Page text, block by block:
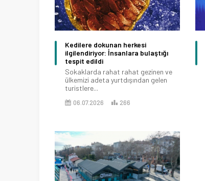
Kedilere dokunan herkesi
ilgilendiriyor: İnsanlara bulaştığı
tespit edildi
Sokaklarda rahat rahat gezinen ve
ülkemizi adeta yurtdışından gelen
turistlere...
06.07.2026 266